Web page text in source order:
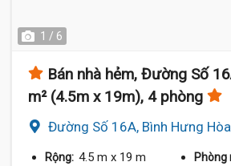
1 / 6
Bán nhà hẻm, Đường Số
m² (4.5m x 19m), 4 phòng
Đường Số 16A, Bình Hưng
Rộng: 4.5 m x 19 m Phòng